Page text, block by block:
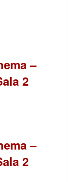
–
2
–
2